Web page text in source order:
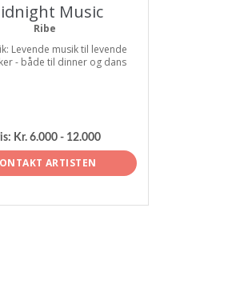
Music
Ribe
Levende musik til levende
- både til dinner og dans
Kr. 6.000 - 12.000
ARTISTEN